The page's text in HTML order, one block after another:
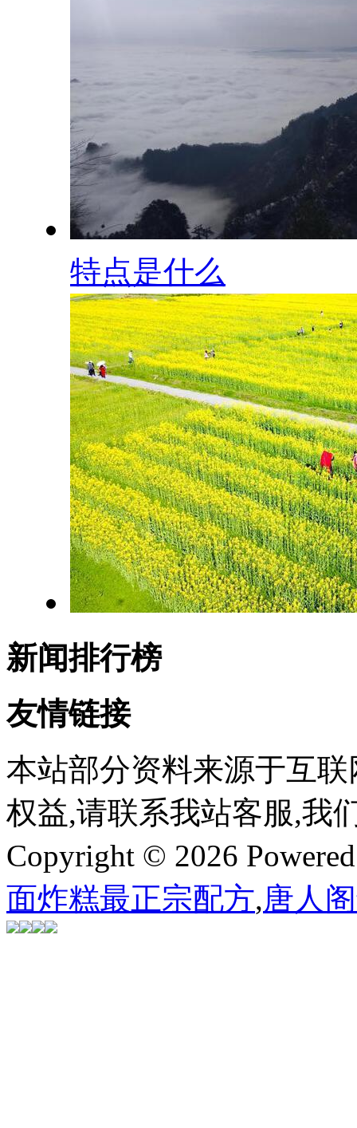
特点是什么
新闻排行榜
友情链接
本站部分资料来源于互
权益,请联系我站客服,我
Copyright © 2026
面炸糕最正宗配方,唐人